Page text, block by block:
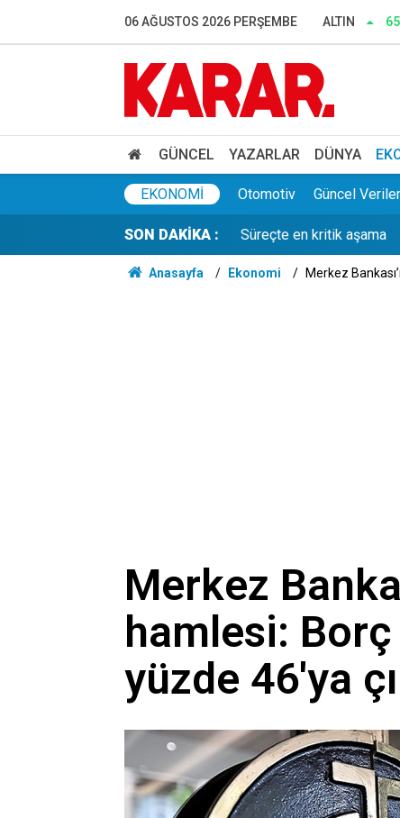
06 AĞUSTOS 2026 PERŞEMBE ALTIN
GÜNCEL YAZARLAR DÜNYA
EKONOMI Otomotiv Güncel Veriler
SON DAKİKA :
Murat Bakan'dan
Lozan mübadillerinden
Süreçte en kritik aşama
Gaziantep'te acı olay! 91
Belediye kursunda
Anasayfa Ekonomi Merkez
Merkez
hamlesi:
yüzde 46'ya